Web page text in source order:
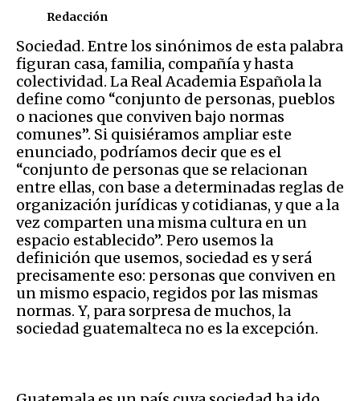
Redacción
Sociedad. Entre los sinónimos de esta palabra
figuran casa, familia, compañía y hasta
colectividad. La Real Academia Española la
define como “conjunto de personas, pueblos
o naciones que conviven bajo normas
comunes”. Si quisiéramos ampliar este
enunciado, podríamos decir que es el
“conjunto de personas que se relacionan
entre ellas, con base a determinadas reglas de
organización jurídicas y cotidianas, y que a la
vez comparten una misma cultura en un
espacio establecido”. Pero usemos la
definición que usemos, sociedad es y será
precisamente eso: personas que conviven en
un mismo espacio, regidos por las mismas
normas. Y, para sorpresa de muchos, la
sociedad guatemalteca no es la excepción.